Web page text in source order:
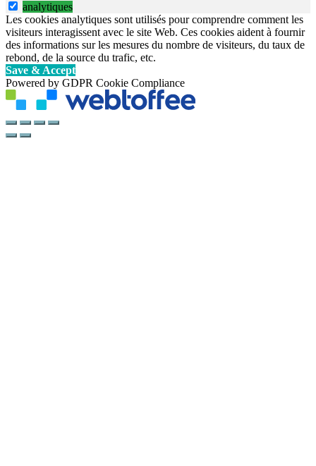
analytiques
Les cookies analytiques sont utilisés pour comprendre comment les
visiteurs interagissent avec le site Web. Ces cookies aident à fournir
des informations sur les mesures du nombre de visiteurs, du taux de
rebond, de la source du trafic, etc.
Save & Accept
Powered by GDPR Cookie Compliance